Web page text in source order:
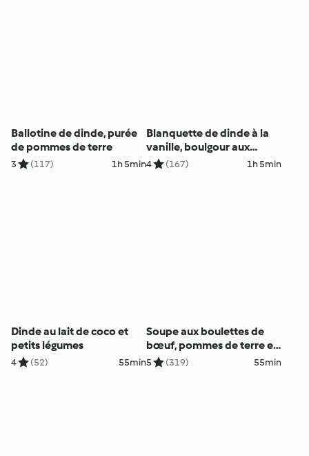
Ballotine de dinde, purée
de pommes de terre
3 (117) 1h 5min
Blanquette de dinde à la
vanille, boulgour aux
carottes
4 (167) 1h 5min
Dinde au lait de coco et
petits légumes
4 (52) 55min
Soupe aux boulettes de
bœuf, pommes de terre et
petits pois
5 (319) 55min